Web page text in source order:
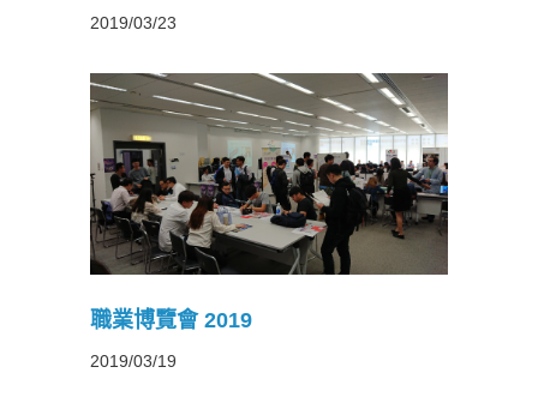
2019/03/23
職業博覽會 2019
2019/03/19